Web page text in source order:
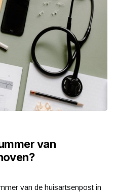
van
van de huisartsenpost in